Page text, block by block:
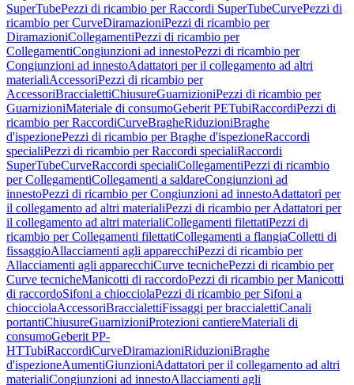
SuperTubePezzi di ricambio per Raccordi SuperTubeCurvePezzi di
ricambio per CurveDiramazioniPezzi di ricambio per
DiramazioniCollegamentiPezzi di ricambio per
CollegamentiCongiunzioni ad innestoPezzi di ricambio per
Congiunzioni ad innestoAdattatori per il collegamento ad altri
materialiAccessoriPezzi di ricambio per
AccessoriBraccialettiChiusureGuarnizioniPezzi di ricambio per
GuarnizioniMateriale di consumoGeberit PETubiRaccordiPezzi di
ricambio per RaccordiCurveBragheRiduzioniBraghe
d'ispezionePezzi di ricambio per Braghe d'ispezioneRaccordi
specialiPezzi di ricambio per Raccordi specialiRaccordi
SuperTubeCurveRaccordi specialiCollegamentiPezzi di ricambio
per CollegamentiCollegamenti a saldareCongiunzioni ad
innestoPezzi di ricambio per Congiunzioni ad innestoAdattatori per
il collegamento ad altri materialiPezzi di ricambio per Adattatori per
il collegamento ad altri materialiCollegamenti filettatiPezzi di
ricambio per Collegamenti filettatiCollegamenti a flangiaColletti di
fissaggioAllacciamenti agli apparecchiPezzi di ricambio per
Allacciamenti agli apparecchiCurve tecnichePezzi di ricambio per
Curve tecnicheManicotti di raccordoPezzi di ricambio per Manicotti
di raccordoSifoni a chiocciolaPezzi di ricambio per Sifoni a
chiocciolaAccessoriBraccialettiFissaggi per braccialettiCanali
portantiChiusureGuarnizioniProtezioni cantiereMateriali di
consumoGeberit PP-
HTTubiRaccordiCurveDiramazioniRiduzioniBraghe
d'ispezioneAumentiGiunzioniAdattatori per il collegamento ad altri
materialiCongiunzioni ad innestoAllacciamenti agli